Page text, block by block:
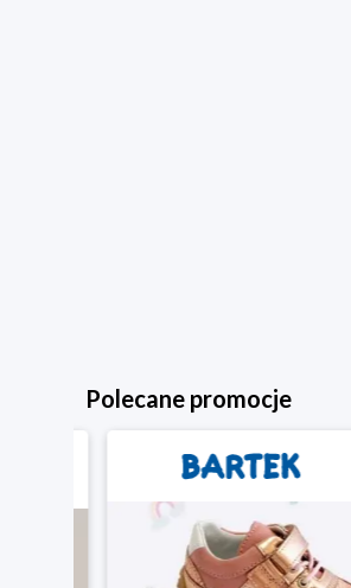
Polecane promocje